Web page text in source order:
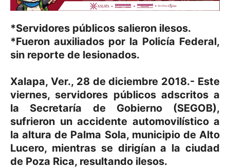
*Servidores públicos salieron ilesos.
*Fueron auxiliados por la Policía Federal,
sin reporte de lesionados.
Xalapa, Ver., 28 de diciembre 2018.- Este
viernes, servidores públicos adscritos a
la Secretaría de Gobierno (SEGOB),
sufrieron un accidente automovilístico a
la altura de Palma Sola, municipio de Alto
Lucero, mientras se dirigían a la ciudad
de Poza Rica, resultando ilesos.